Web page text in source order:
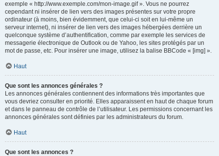
exemple « http://www.exemple.com/mon-image.gif ». Vous ne pourrez
cependant ni insérer de lien vers des images présentes sur votre propre
ordinateur (à moins, bien évidemment, que celui-ci soit en lui-même un
serveur internet), ni insérer de lien vers des images hébergées derrière un
quelconque système d’authentification, comme par exemple les services de
messagerie électronique de Outlook ou de Yahoo, les sites protégés par un
mot de passe, etc. Pour insérer une image, utilisez la balise BBCode « [img] ».
Haut
Que sont les annonces générales ?
Les annonces générales contiennent des informations très importantes que
vous devriez consulter en priorité. Elles apparaissent en haut de chaque forum
et dans le panneau de contrôle de l’utilisateur. Les permissions concernant les
annonces générales sont définies par les administrateurs du forum.
Haut
Que sont les annonces ?